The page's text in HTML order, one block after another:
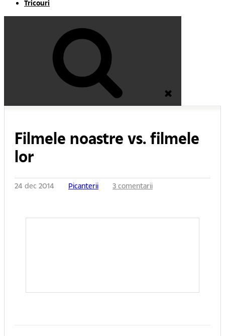
Tricouri
Filmele noastre vs. filmele
lor
24 dec 2014 Picanterii 3 comentarii